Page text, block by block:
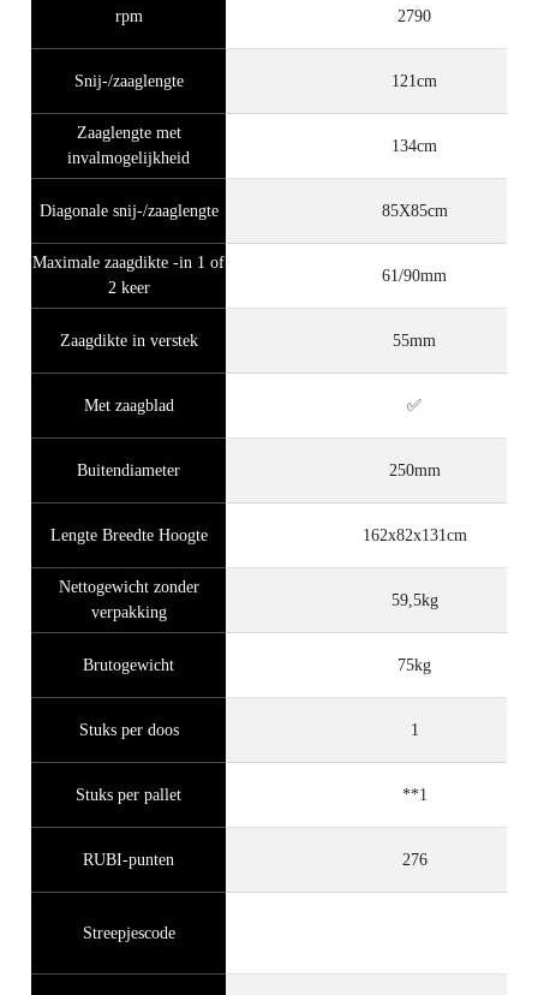
rpm 2790
Snij-/zaaglengte 121cm
Zaaglengte met
invalmogelijkheid
134cm
Diagonale snij-/zaaglengte 85X85cm
Maximale zaagdikte -in 1 of
2 keer
61/90mm
Zaagdikte in verstek 55mm
Met zaagblad ✅
Buitendiameter 250mm
Lengte Breedte Hoogte 162x82x131cm
Nettogewicht zonder
verpakking
59,5kg
Brutogewicht 75kg
Stuks per doos 1
Stuks per pallet **1
RUBI-punten 276
Streepjescode